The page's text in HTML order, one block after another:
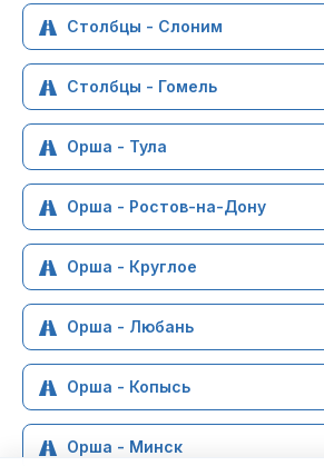
Столбцы - Слоним
Столбцы - Гомель
Орша - Тула
Орша - Ростов-на-Дону
Орша - Круглое
Орша - Любань
Орша - Копысь
Орша - Минск